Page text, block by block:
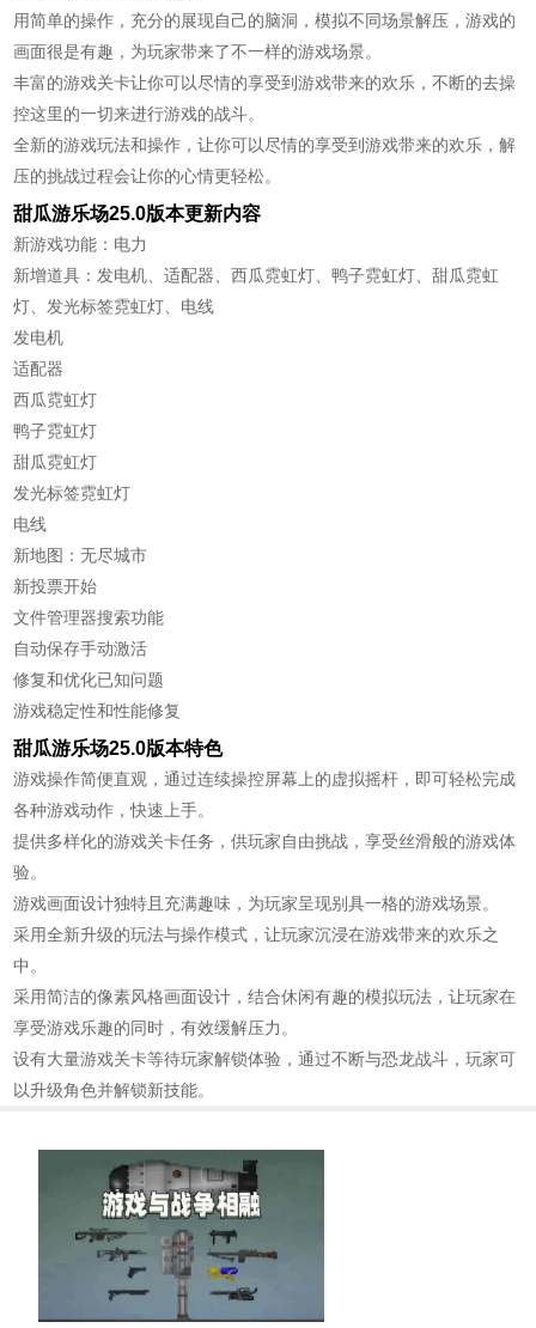
用简单的操作，充分的展现自己的脑洞，模拟不同场景解压，游戏的
画面很是有趣，为玩家带来了不一样的游戏场景。
丰富的游戏关卡让你可以尽情的享受到游戏带来的欢乐，不断的去操
控这里的一切来进行游戏的战斗。
全新的游戏玩法和操作，让你可以尽情的享受到游戏带来的欢乐，解
压的挑战过程会让你的心情更轻松。
甜瓜游乐场25.0版本更新内容
新游戏功能：电力
新增道具：发电机、适配器、西瓜霓虹灯、鸭子霓虹灯、甜瓜霓虹
灯、发光标签霓虹灯、电线
发电机
适配器
西瓜霓虹灯
鸭子霓虹灯
甜瓜霓虹灯
发光标签霓虹灯
电线
新地图：无尽城市
新投票开始
文件管理器搜索功能
自动保存手动激活
修复和优化已知问题
游戏稳定性和性能修复
甜瓜游乐场25.0版本特色
游戏操作简便直观，通过连续操控屏幕上的虚拟摇杆，即可轻松完成
各种游戏动作，快速上手。
提供多样化的游戏关卡任务，供玩家自由挑战，享受丝滑般的游戏体
验。
游戏画面设计独特且充满趣味，为玩家呈现别具一格的游戏场景。
采用全新升级的玩法与操作模式，让玩家沉浸在游戏带来的欢乐之
中。
采用简洁的像素风格画面设计，结合休闲有趣的模拟玩法，让玩家在
享受游戏乐趣的同时，有效缓解压力。
设有大量游戏关卡等待玩家解锁体验，通过不断与恐龙战斗，玩家可
以升级角色并解锁新技能。